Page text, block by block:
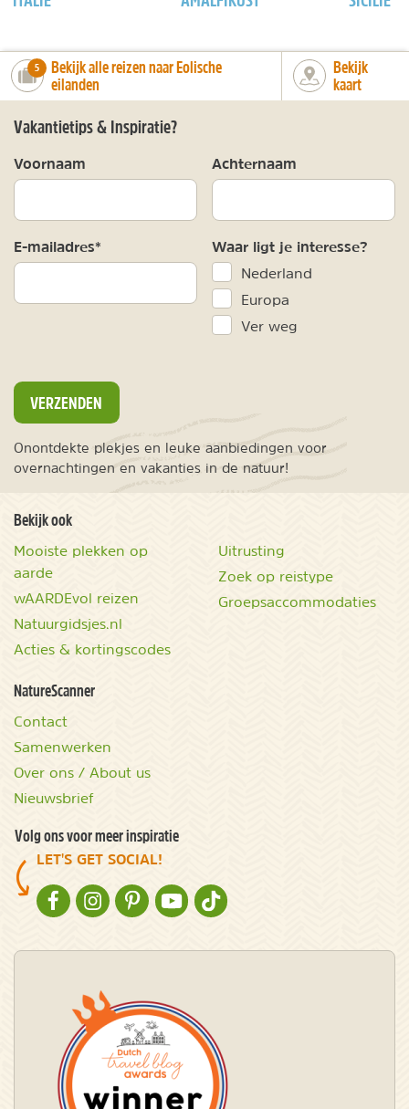
number_of_trips:
5
Bekijk alle reizen naar Eolische
eilanden
Bekijk
kaart
Vakantietips & Inspiratie?
Voornaam Achternaam
E-mailadres* Waar ligt je interesse?
Nederland
Europa
Ver weg
VERZENDEN
Onontdekte plekjes en leuke aanbiedingen voor
overnachtingen en vakanties in de natuur!
Bekijk ook
Mooiste plekken op
aarde
wAARDEvol reizen
Natuurgidsjes.nl
Acties & kortingscodes
Uitrusting
Zoek op reistype
Groepsaccommodaties
NatureScanner
Contact
Samenwerken
Over ons / About us
Nieuwsbrief
Volg ons voor meer inspiratie
LET'S GET SOCIAL!
NATURESCANNER OP FACEBOOK
NATURESCANNER OP INSTAGRAM
NATURESCANNER OP PINTEREST
NATURESCANNER OP YOUTUBE
NATURESCANNER OP TIKTOK